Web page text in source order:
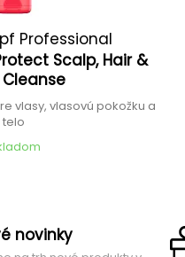
Professional
Scalp, Hair &
vlasy, vlasovú pokožku a
telo
novinky